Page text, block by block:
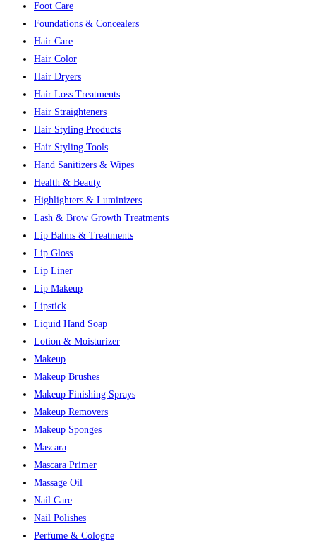
Foot Care
Foundations & Concealers
Hair Care
Hair Color
Hair Dryers
Hair Loss Treatments
Hair Straighteners
Hair Styling Products
Hair Styling Tools
Hand Sanitizers & Wipes
Health & Beauty
Highlighters & Luminizers
Lash & Brow Growth Treatments
Lip Balms & Treatments
Lip Gloss
Lip Liner
Lip Makeup
Lipstick
Liquid Hand Soap
Lotion & Moisturizer
Makeup
Makeup Brushes
Makeup Finishing Sprays
Makeup Removers
Makeup Sponges
Mascara
Mascara Primer
Massage Oil
Nail Care
Nail Polishes
Perfume & Cologne